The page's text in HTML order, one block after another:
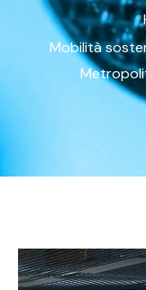
Mobilità